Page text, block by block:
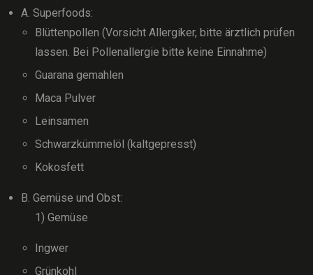
A. Superfoods:
Blüttenpollen (Vorsicht Allergiker, bitte ärztlich prüfen
lassen. Bei Pollenallergie bitte keine Einnahme)
Guarana gemahlen
Maca Pulver
Leinsamen
Schwarzkümmelöl (kaltgepresst)
Kokosfett
B. Gemüse und Obst:
1) Gemüse
Ingwer
Grünkohl